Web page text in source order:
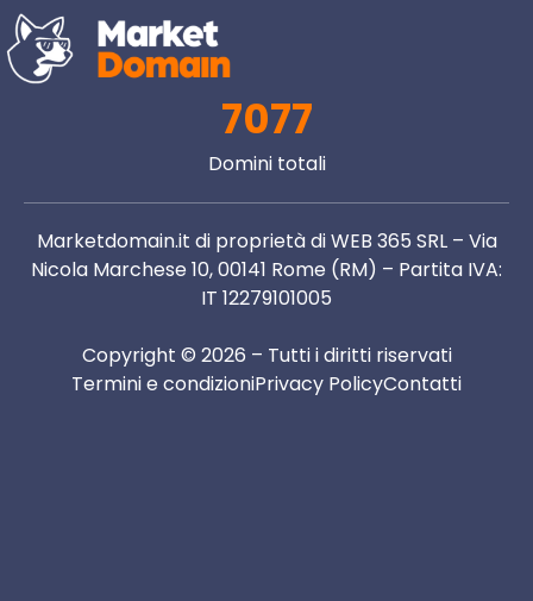
7077
Domini totali
Marketdomain.it di proprietà di WEB 365 SRL – Via
Nicola Marchese 10, 00141 Rome (RM) – Partita IVA:
IT 12279101005
Copyright © 2026 – Tutti i diritti riservati
Termini e condizioniPrivacy PolicyContatti